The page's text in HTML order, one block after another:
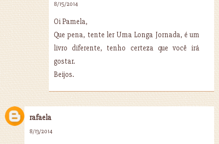
8/15/2014
Oi Pamela,
Que pena, tente ler Uma Longa Jornada, é um
livro diferente, tenho certeza que você irá
gostar.
Beijos.
rafaela
8/13/2014